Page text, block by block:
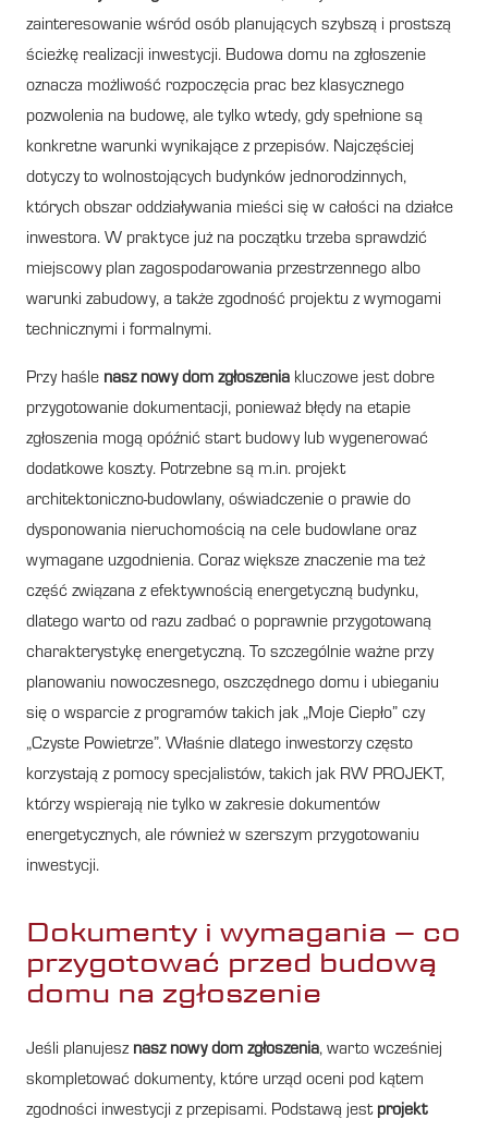
zainteresowanie wśród osób planujących szybszą i prostszą
ścieżkę realizacji inwestycji. Budowa domu na zgłoszenie
oznacza możliwość rozpoczęcia prac bez klasycznego
pozwolenia na budowę, ale tylko wtedy, gdy spełnione są
konkretne warunki wynikające z przepisów. Najczęściej
dotyczy to wolnostojących budynków jednorodzinnych,
których obszar oddziaływania mieści się w całości na działce
inwestora. W praktyce już na początku trzeba sprawdzić
miejscowy plan zagospodarowania przestrzennego albo
warunki zabudowy, a także zgodność projektu z wymogami
technicznymi i formalnymi.
Przy haśle nasz nowy dom zgłoszenia kluczowe jest dobre
przygotowanie dokumentacji, ponieważ błędy na etapie
zgłoszenia mogą opóźnić start budowy lub wygenerować
dodatkowe koszty. Potrzebne są m.in. projekt
architektoniczno-budowlany, oświadczenie o prawie do
dysponowania nieruchomością na cele budowlane oraz
wymagane uzgodnienia. Coraz większe znaczenie ma też
część związana z efektywnością energetyczną budynku,
dlatego warto od razu zadbać o poprawnie przygotowaną
charakterystykę energetyczną. To szczególnie ważne przy
planowaniu nowoczesnego, oszczędnego domu i ubieganiu
się o wsparcie z programów takich jak „Moje Ciepło” czy
„Czyste Powietrze”. Właśnie dlatego inwestorzy często
korzystają z pomocy specjalistów, takich jak RW PROJEKT,
którzy wspierają nie tylko w zakresie dokumentów
energetycznych, ale również w szerszym przygotowaniu
inwestycji.
Dokumenty i wymagania – co
przygotować przed budową
domu na zgłoszenie
Jeśli planujesz nasz nowy dom zgłoszenia, warto wcześniej
skompletować dokumenty, które urząd oceni pod kątem
zgodności inwestycji z przepisami. Podstawą jest projekt